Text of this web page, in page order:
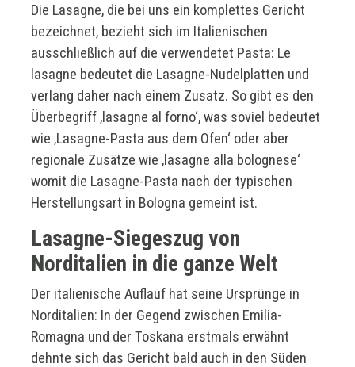
Die Lasagne, die bei uns ein komplettes Gericht
bezeichnet, bezieht sich im Italienischen
ausschließlich auf die verwendetet Pasta: Le
lasagne bedeutet die Lasagne-Nudelplatten und
verlang daher nach einem Zusatz. So gibt es den
Überbegriff ‚lasagne al forno‘, was soviel bedeutet
wie ‚Lasagne-Pasta aus dem Ofen‘ oder aber
regionale Zusätze wie ‚lasagne alla bolognese‘
womit die Lasagne-Pasta nach der typischen
Herstellungsart in Bologna gemeint ist.
Lasagne-Siegeszug von
Norditalien in die ganze Welt
Der italienische Auflauf hat seine Ursprünge in
Norditalien: In der Gegend zwischen Emilia-
Romagna und der Toskana erstmals erwähnt
dehnte sich das Gericht bald auch in den Süden